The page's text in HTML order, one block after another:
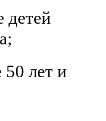
50 лет и